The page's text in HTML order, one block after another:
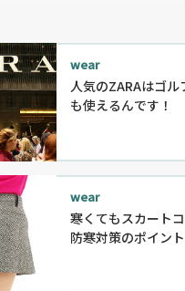
wear
人気のZARAはゴル
も使えるんです！
wear
寒くてもスカート
防寒対策のポイン